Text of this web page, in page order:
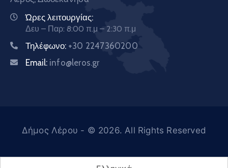
Ώρες λειτουργίας:
Δευ – Παρ: 8:00 π.μ – 2:30 π.μ
Τηλέφωνο: +30 2247360200
Email: info@leros.gr
Δήμος Λέρου - © 2026. All Rights Reserved